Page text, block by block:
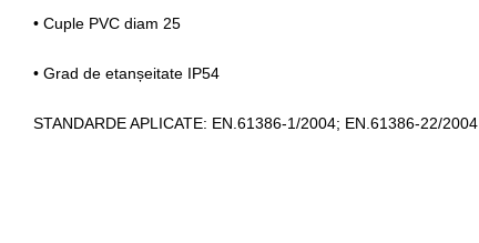
• Cuple PVC diam 25
• Grad de etanșeitate IP54
STANDARDE APLICATE: EN.61386-1/2004; EN.61386-22/2004